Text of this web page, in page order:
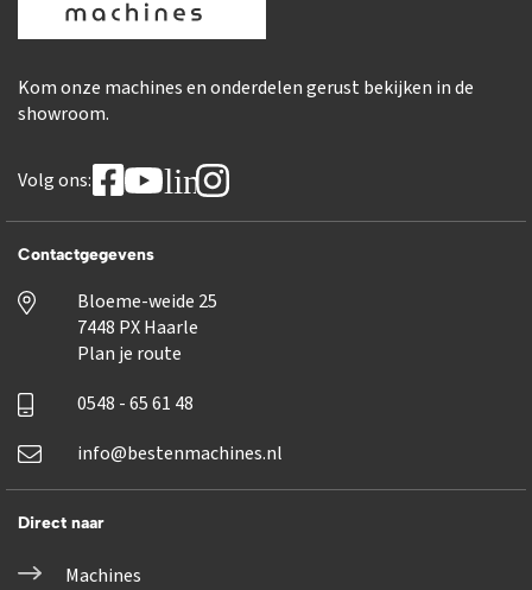
Kom onze machines en onderdelen gerust bekijken in de
showroom.
Volg ons: linkedin
Contactgegevens
Bloeme-weide 25
7448 PX Haarle
Plan je route
0548 - 65 61 48
info@bestenmachines.nl
Direct naar
Machines